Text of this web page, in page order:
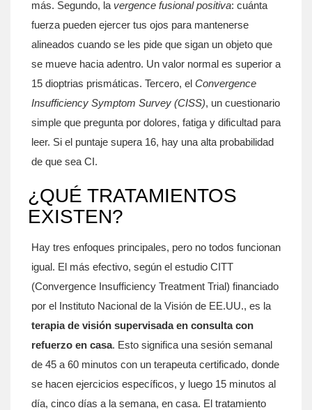
más. Segundo, la vergence fusional positiva: cuánta
fuerza pueden ejercer tus ojos para mantenerse
alineados cuando se les pide que sigan un objeto que
se mueve hacia adentro. Un valor normal es superior a
15 dioptrias prismáticas. Tercero, el Convergence
Insufficiency Symptom Survey (CISS), un cuestionario
simple que pregunta por dolores, fatiga y dificultad para
leer. Si el puntaje supera 16, hay una alta probabilidad
de que sea CI.
¿QUÉ TRATAMIENTOS
EXISTEN?
Hay tres enfoques principales, pero no todos funcionan
igual. El más efectivo, según el estudio CITT
(Convergence Insufficiency Treatment Trial) financiado
por el Instituto Nacional de la Visión de EE.UU., es la
terapia de visión supervisada en consulta con
refuerzo en casa. Esto significa una sesión semanal
de 45 a 60 minutos con un terapeuta certificado, donde
se hacen ejercicios específicos, y luego 15 minutos al
día, cinco días a la semana, en casa. El tratamiento